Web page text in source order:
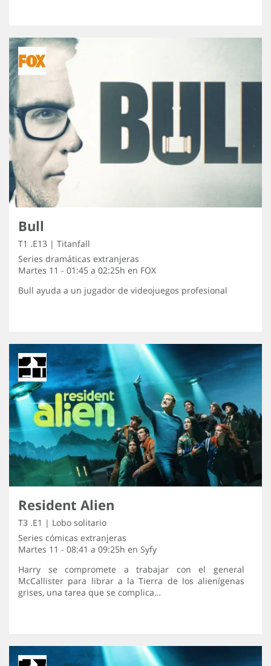
Bull
T1 .E13 | Titanfall
Series dramáticas extranjeras
Martes 11 - 01:45 a 02:25h en FOX
Bull ayuda a un jugador de videojuegos profesional
Resident Alien
T3 .E1 | Lobo solitario
Series cómicas extranjeras
Martes 11 - 08:41 a 09:25h en Syfy
Harry se compromete a trabajar con el general
McCallister para librar a la Tierra de los alienígenas
grises, una tarea que se complica…